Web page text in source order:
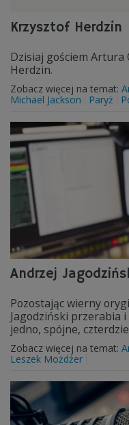
Krzysztof Herdzin
Dzisiaj gościem Artura
Herdzin.
Zobacz więcej na temat:
Michael Jackson
Paryż
Andrzej
Pozostając wierny
Jagodziński przerabia
jedno, spójne,
Zobacz więcej na temat:
Leszek Możdżer